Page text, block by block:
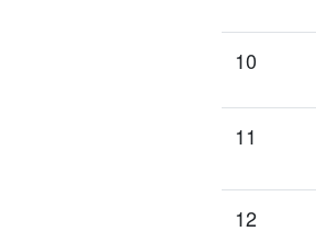
10
11
12